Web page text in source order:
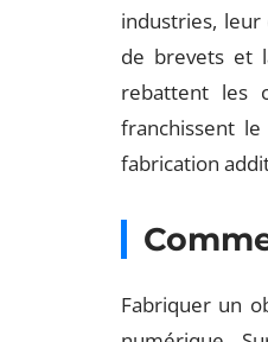
industries,
de brevets et
rebattent les
franchissent
fabrication
Fabriquer un